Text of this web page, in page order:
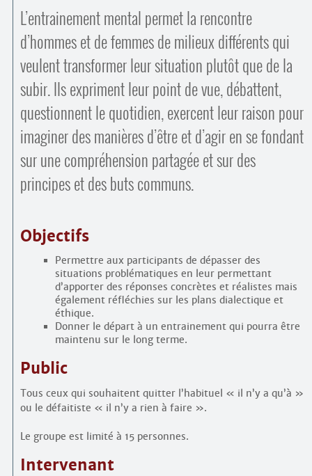
L’entrainement mental permet la rencontre
d’hommes et de femmes de milieux différents qui
veulent transformer leur situation plutôt que de la
subir. Ils expriment leur point de vue, débattent,
questionnent le quotidien, exercent leur raison pour
imaginer des manières d’être et d’agir en se fondant
sur une compréhension partagée et sur des
principes et des buts communs.
Objectifs
Permettre aux participants de dépasser des
situations problématiques en leur permettant
d’apporter des réponses concrètes et réalistes mais
également réfléchies sur les plans dialectique et
éthique.
Donner le départ à un entrainement qui pourra être
maintenu sur le long terme.
Public
Tous ceux qui souhaitent quitter l’habituel « il n’y a qu’à »
ou le défaitiste « il n’y a rien à faire ».
Le groupe est limité à 15 personnes.
Intervenant